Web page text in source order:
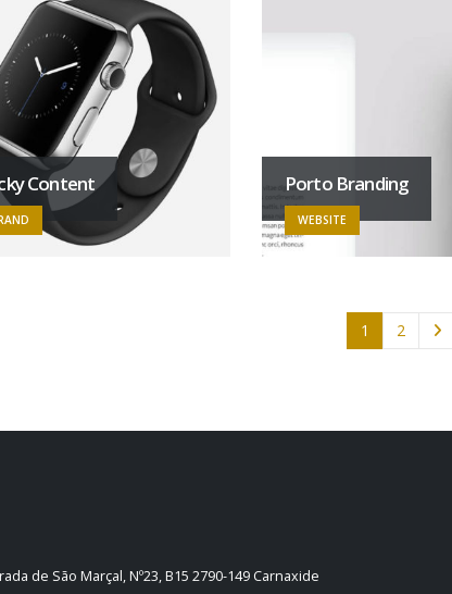
Content Porto Branding
WEBSITE
1 2
de São Marçal, Nº23, B15 2790-149 Carnaxide